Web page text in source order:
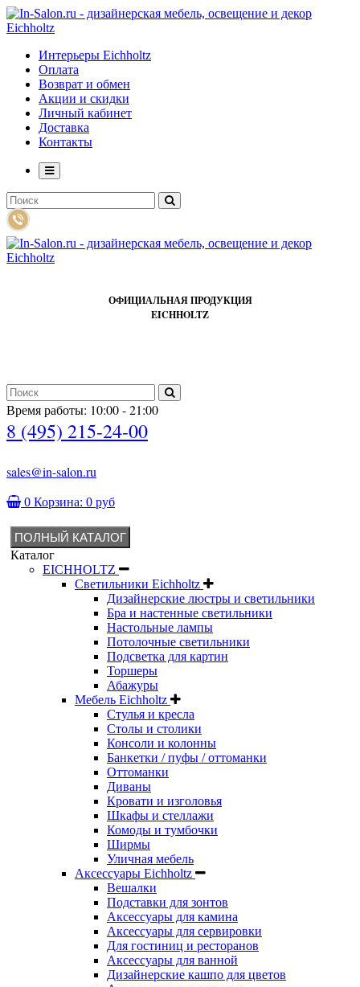
Интерьеры Eichholtz
Оплата
Возврат и обмен
Акции и скидки
Личный кабинет
Доставка
Контакты
ОФИЦИАЛЬНАЯ ПРОДУКЦИЯ
EICHHOLTZ
Время работы: 10:00 - 21:00
8 (495) 215-24-00
sales@in-salon.ru
0 Корзина: 0 руб
ПОЛНЫЙ КАТАЛОГ
Каталог
EICHHOLTZ
Светильники Eichholtz
Дизайнерские люстры и светильники
Бра и настенные светильники
Настольные лампы
Потолочные светильники
Подсветка для картин
Торшеры
Абажуры
Мебель Eichholtz
Стулья и кресла
Столы и столики
Консоли и колонны
Банкетки / пуфы / оттоманки
Оттоманки
Диваны
Кровати и изголовья
Шкафы и стеллажи
Комоды и тумбочки
Ширмы
Уличная мебель
Аксессуары Eichholtz
Вешалки
Подставки для зонтов
Аксессуары для камина
Аксессуары для сервировки
Для гостиниц и ресторанов
Аксессуары для ванной
Дизайнерские кашпо для цветов